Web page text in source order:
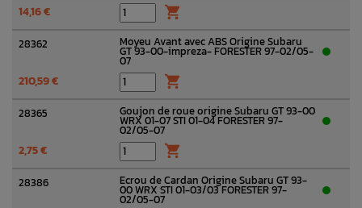
14,16 € 
28362 Moyeu Avant avec ABS Origine Subaru
GT 93-00-impreza- FORESTER 97-02/05-
07
210,59 € 
28365 Goujon de roue origine Subaru GT 93-00
WRX 01-07 STI 01-04 FORESTER 97-
02/05-07
2,75 € 
28386 Ecrou de Cardan Origine Subaru GT 93-
00 WRX STI 01-03/03 FORESTER 97-
02/05-07